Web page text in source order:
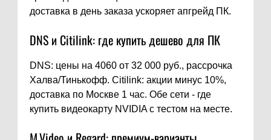
доставка в день заказа ускоряет апгрейд ПК.
DNS и Citilink: где купить дешево для ПК
DNS: цены на 4060 от 32 000 руб., рассрочка
Халва/Тинькофф. Citilink: акции минус 10%,
доставка по Москве 1 час. Обе сети - где
купить видеокарту NVIDIA с тестом на месте.